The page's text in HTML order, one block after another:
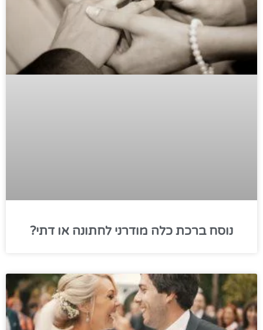
נוסח ברכת כלה מודרני לחתונה או דתי?